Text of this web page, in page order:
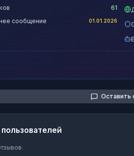
61
сообщение
01.01.2026
Оставить